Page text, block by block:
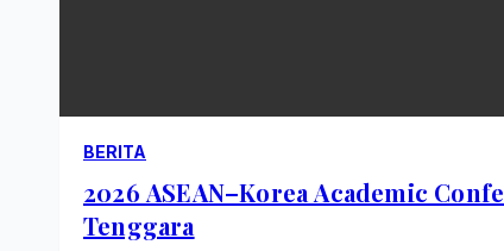
BERITA
2026 ASEAN–Korea Academic
Tenggara